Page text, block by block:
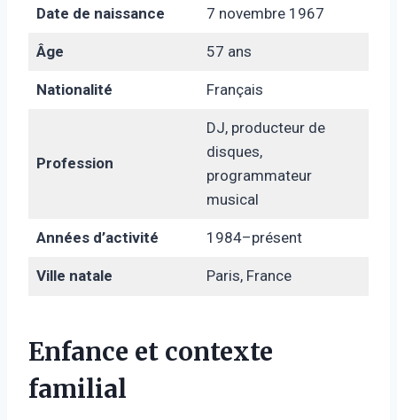
Date de naissance 7 novembre 1967
Âge 57 ans
Nationalité Français
Profession
DJ, producteur de
disques,
programmateur
musical
Années d’activité 1984–présent
Ville natale Paris, France
Enfance et contexte
familial